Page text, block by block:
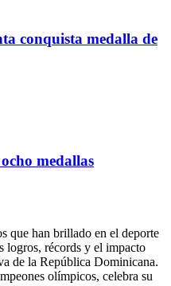
conquista medalla de
medallas
que han brillado en el deporte
logros, récords y el impacto
de la República Dominicana.
olímpicos, celebra su